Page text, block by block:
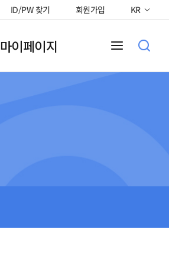
ID/PW 찾기 회원가입 KR
마이페이지